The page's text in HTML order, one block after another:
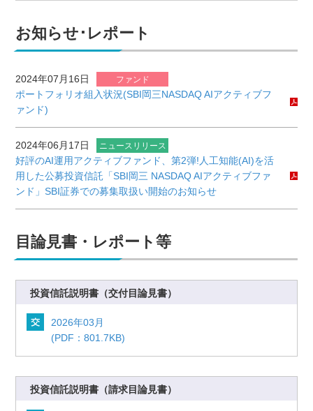
お知らせ･レポート
2024年07月16日 ファンド
ポートフォリオ組入状況(SBI岡三NASDAQ AIアクティブフ
ァンド)
2024年06月17日 ニュースリリース
好評のAI運用アクティブファンド、第2弾!人工知能(AI)を活
用した公募投資信託「SBI岡三 NASDAQ AIアクティブファ
ンド」SBI証券での募集取扱い開始のお知らせ
目論見書・レポート等
投資信託説明書 （交付目論見書）
2026年03月
(PDF：801.7KB)
投資信託説明書 （請求目論見書）